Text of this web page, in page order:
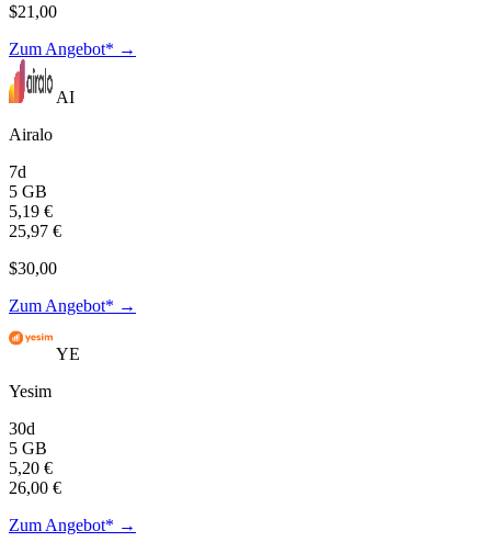
$21,00
Zum Angebot* →
AI
Airalo
7d
5 GB
5,19 €
25,97 €
$30,00
Zum Angebot* →
YE
Yesim
30d
5 GB
5,20 €
26,00 €
Zum Angebot* →